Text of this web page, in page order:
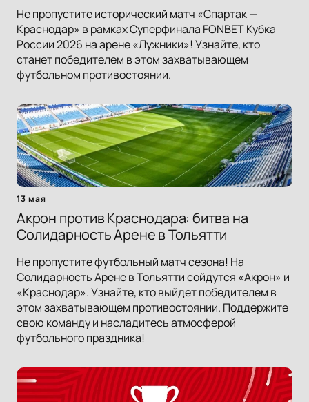
Не пропустите исторический матч «Спартак —
Краснодар» в рамках Суперфинала FONBET Кубка
России 2026 на арене «Лужники»! Узнайте, кто
станет победителем в этом захватывающем
футбольном противостоянии.
13 мая
Акрон против Краснодара: битва на
Солидарность Арене в Тольятти
Не пропустите футбольный матч сезона! На
Солидарность Арене в Тольятти сойдутся «Акрон» и
«Краснодар». Узнайте, кто выйдет победителем в
этом захватывающем противостоянии. Поддержите
свою команду и насладитесь атмосферой
футбольного праздника!